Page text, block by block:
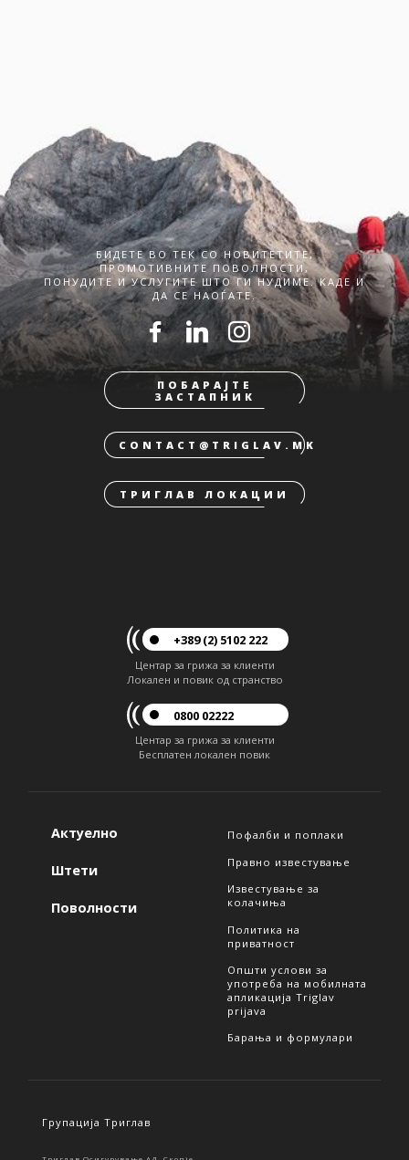
БИДЕТЕ ВО ТЕК СО НОВИТЕТИТЕ,
ПРОМОТИВНИТЕ ПОВОЛНОСТИ,
ПОНУДИТЕ И УСЛУГИТЕ ШТО ГИ НУДИМЕ. КАДЕ И
ДА СЕ НАОЃАТЕ.
ПОБАРАЈТЕ
ЗАСТАПНИК
CONTACT@TRIGLAV.MK
ТРИГЛАВ ЛОКАЦИИ
+389 (2) 5102 222
Центар за грижа за клиенти
Локален и повик од странство
0800 02222
Центар за грижа за клиенти
Бесплатен локален повик
Актуелно
Штети
Поволности
Пофалби и поплаки
Правно известување
Известување за
колачиња
Политика на
приватност
Општи услови за
употреба на мобилната
апликација Triglav
prijava
Барања и формулари
Групација Триглав